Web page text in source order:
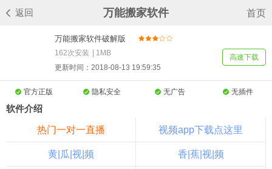
返回 万能搬家软件 首页
高速下载
万能搬家软件破解版
v8.6
162次安装
1MB
更新时间：2018-08-13 19:59:35
官方正版 隐私安全 无广告 无插件
软件介绍
热门一对一直播 视频app下载点这里
黄|瓜|视|频 香|蕉|视|频